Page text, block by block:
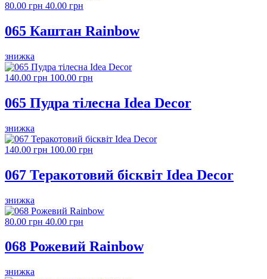
80.00 грн 40.00 грн
065 Каштан Rainbow
знижка
140.00 грн 100.00 грн
065 Пудра тілесна Idea Decor
знижка
140.00 грн 100.00 грн
067 Теракотовий бісквіт Idea Decor
знижка
80.00 грн 40.00 грн
068 Рожевий Rainbow
знижка